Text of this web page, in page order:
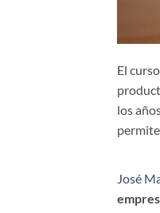
El
los
José